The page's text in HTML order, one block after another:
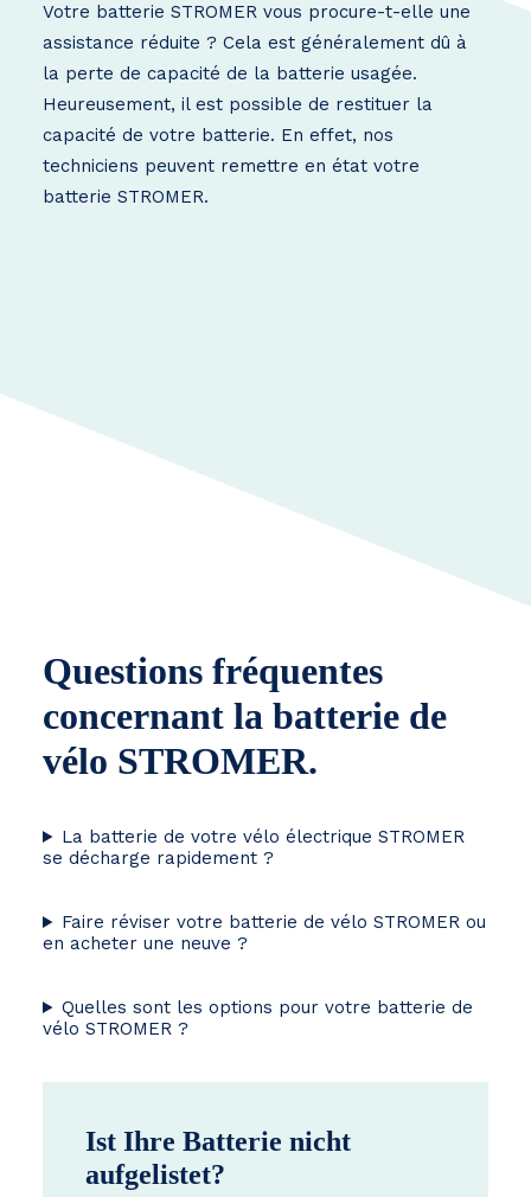
Votre batterie STROMER vous procure-t-elle une
assistance réduite ? Cela est généralement dû à
la perte de capacité de la batterie usagée.
Heureusement, il est possible de restituer la
capacité de votre batterie. En effet, nos
techniciens peuvent remettre en état votre
batterie STROMER.
Questions fréquentes
concernant la batterie de
vélo STROMER.
La batterie de votre vélo électrique STROMER
se décharge rapidement ?
Faire réviser votre batterie de vélo STROMER ou
en acheter une neuve ?
Quelles sont les options pour votre batterie de
vélo STROMER ?
Ist Ihre Batterie nicht
aufgelistet?